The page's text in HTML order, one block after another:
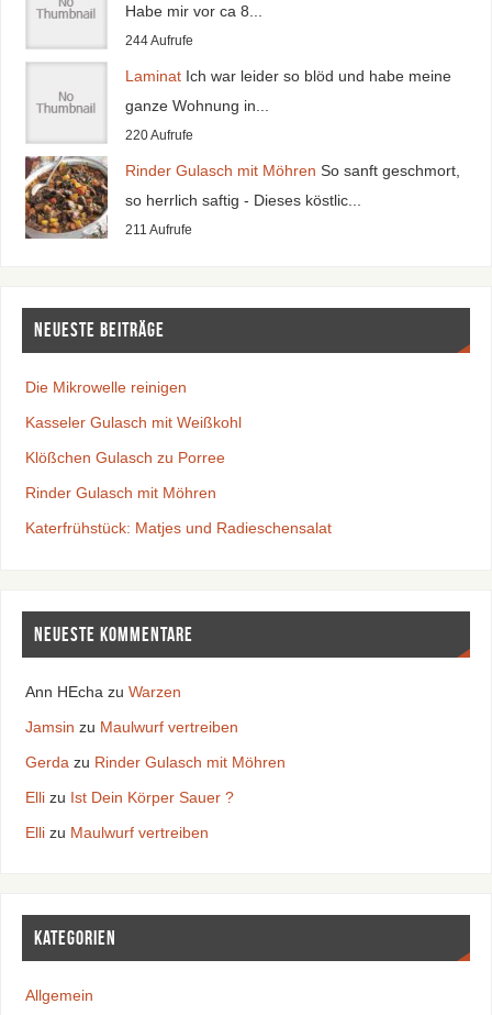
Habe mir vor ca 8...
244 Aufrufe
Laminat Ich war leider so blöd und habe meine
ganze Wohnung in...
220 Aufrufe
Rinder Gulasch mit Möhren So sanft geschmort,
so herrlich saftig - Dieses köstlic...
211 Aufrufe
Neueste Beiträge
Die Mikrowelle reinigen
Kasseler Gulasch mit Weißkohl
Klößchen Gulasch zu Porree
Rinder Gulasch mit Möhren
Katerfrühstück: Matjes und Radieschensalat
Neueste Kommentare
Ann HEcha zu Warzen
Jamsin zu Maulwurf vertreiben
Gerda zu Rinder Gulasch mit Möhren
Ellizu Ist Dein Körper Sauer ?
Ellizu Maulwurf vertreiben
Kategorien
Allgemein